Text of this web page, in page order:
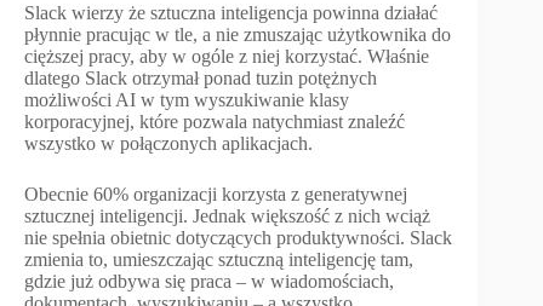
Slack wierzy że sztuczna inteligencja powinna działać
płynnie pracując w tle, a nie zmuszając użytkownika do
cięższej pracy, aby w ogóle z niej korzystać. Właśnie
dlatego Slack otrzymał ponad tuzin potężnych
możliwości AI w tym wyszukiwanie klasy
korporacyjnej, które pozwala natychmiast znaleźć
wszystko w połączonych aplikacjach.
Obecnie 60% organizacji korzysta z generatywnej
sztucznej inteligencji. Jednak większość z nich wciąż
nie spełnia obietnic dotyczących produktywności. Slack
zmienia to, umieszczając sztuczną inteligencję tam,
gdzie już odbywa się praca – w wiadomościach,